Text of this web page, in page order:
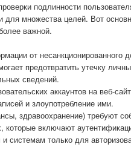
подлинности
для множества целей. Вот
важной.
от несанкционированного
предотвратить утечку
сведений.
аккаунтов на веб-
и злоупотребление ими.
здравоохранение) требуют
которые включают
системам только для